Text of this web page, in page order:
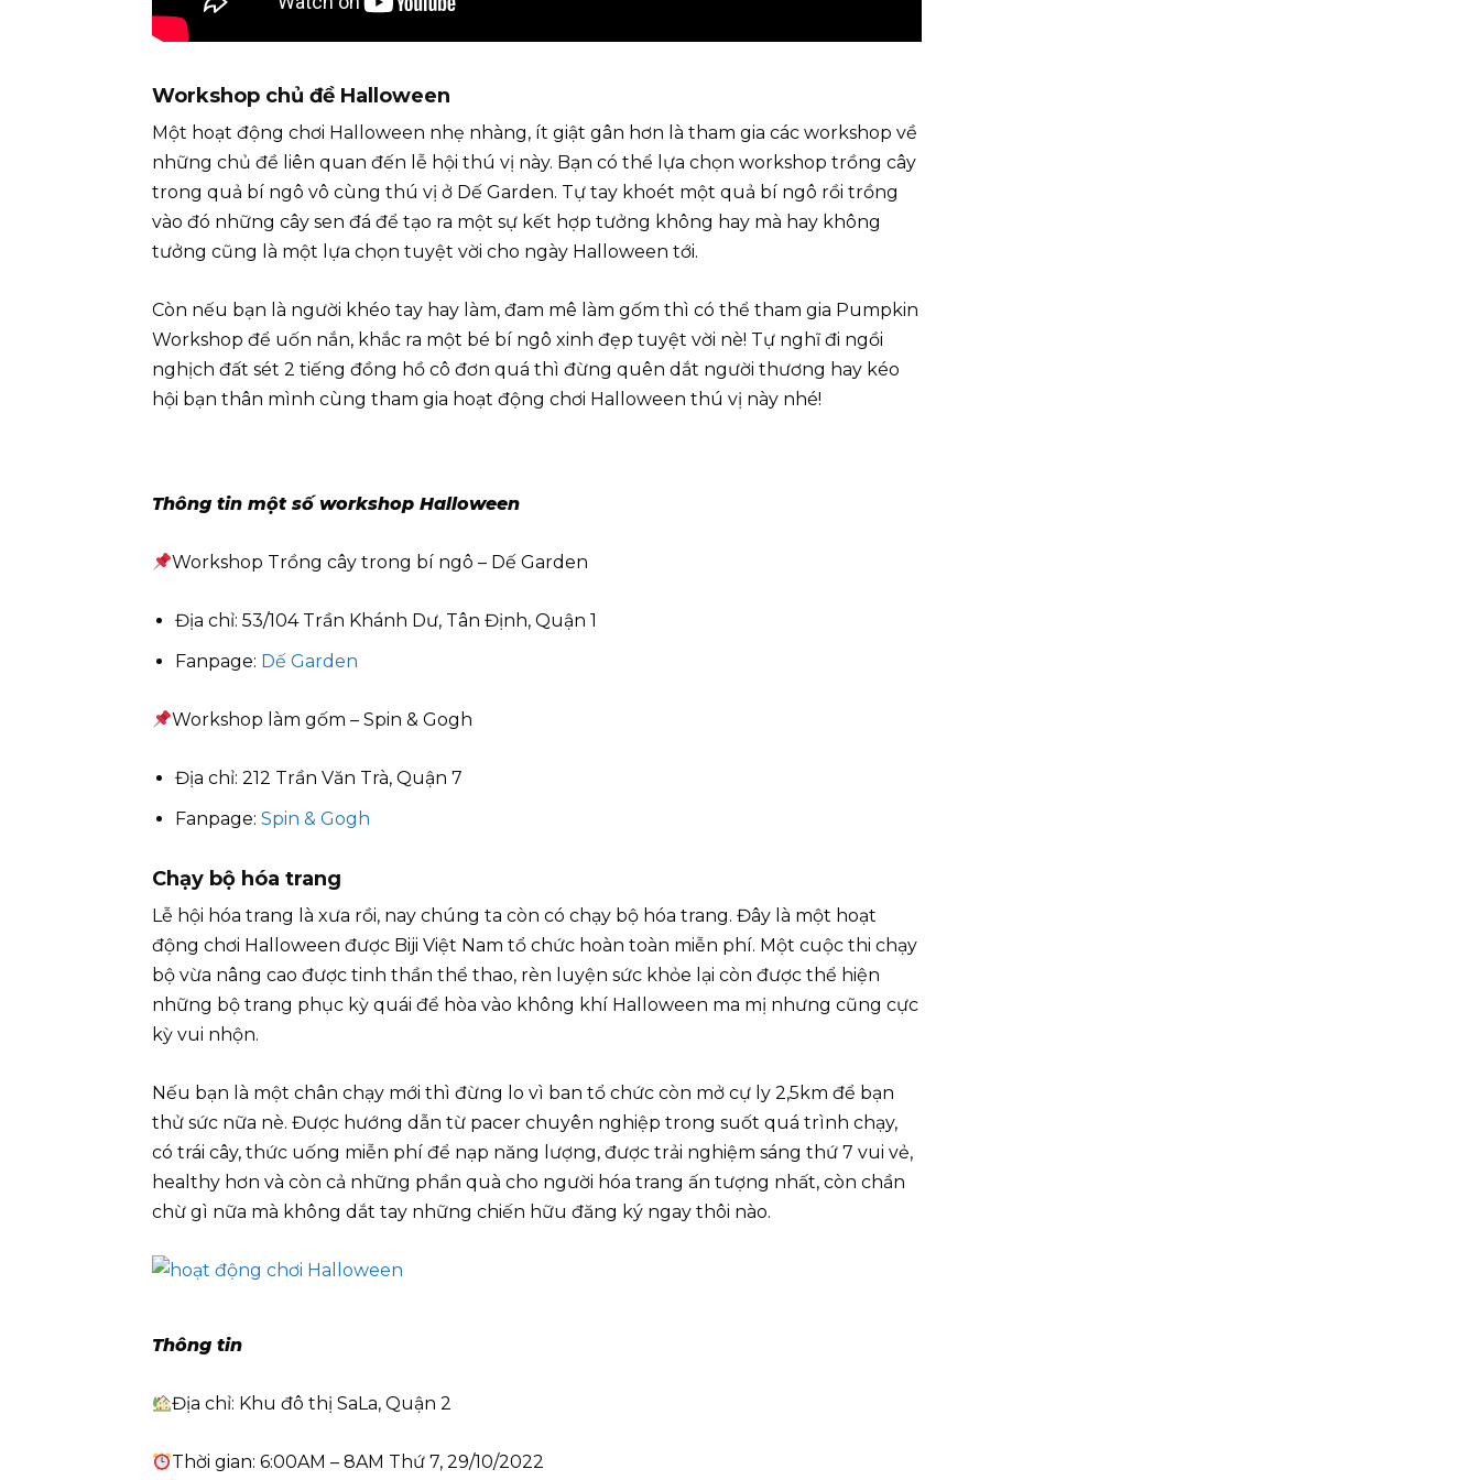
Workshop chủ đề Halloween
Một hoạt động chơi Halloween nhẹ nhàng, ít giật gân hơn là tham gia các workshop về
những chủ đề liên quan đến lễ hội thú vị này. Bạn có thể lựa chọn workshop trồng cây
trong quả bí ngô vô cùng thú vị ở Dế Garden. Tự tay khoét một quả bí ngô rồi trồng
vào đó những cây sen đá để tạo ra một sự kết hợp tưởng không hay mà hay không
tưởng cũng là một lựa chọn tuyệt vời cho ngày Halloween tới.
Còn nếu bạn là người khéo tay hay làm, đam mê làm gốm thì có thể tham gia Pumpkin
Workshop để uốn nắn, khắc ra một bé bí ngô xinh đẹp tuyệt vời nè! Tự nghĩ đi ngồi
nghịch đất sét 2 tiếng đồng hồ cô đơn quá thì đừng quên dắt người thương hay kéo
hội bạn thân mình cùng tham gia hoạt động chơi Halloween thú vị này nhé!
Thông tin một số workshop Halloween
Workshop Trồng cây trong bí ngô – Dế Garden
Địa chỉ: 53/104 Trần Khánh Dư, Tân Định, Quận 1
Fanpage: Dế Garden
Workshop làm gốm – Spin & Gogh
Địa chỉ: 212 Trần Văn Trà, Quận 7
Fanpage: Spin & Gogh
Chạy bộ hóa trang
Lễ hội hóa trang là xưa rồi, nay chúng ta còn có chạy bộ hóa trang. Đây là một hoạt
động chơi Halloween được Biji Việt Nam tổ chức hoàn toàn miễn phí. Một cuộc thi chạy
bộ vừa nâng cao được tinh thần thể thao, rèn luyện sức khỏe lại còn được thể hiện
những bộ trang phục kỳ quái để hòa vào không khí Halloween ma mị nhưng cũng cực
kỳ vui nhộn.
Nếu bạn là một chân chạy mới thì đừng lo vì ban tổ chức còn mở cự ly 2,5km để bạn
thử sức nữa nè. Được hướng dẫn từ pacer chuyên nghiệp trong suốt quá trình chạy,
có trái cây, thức uống miễn phí để nạp năng lượng, được trải nghiệm sáng thứ 7 vui vẻ,
healthy hơn và còn cả những phần quà cho người hóa trang ấn tượng nhất, còn chần
chừ gì nữa mà không dắt tay những chiến hữu đăng ký ngay thôi nào.
Thông tin
Địa chỉ: Khu đô thị SaLa, Quận 2
Thời gian: 6:00AM – 8AM Thứ 7, 29/10/2022